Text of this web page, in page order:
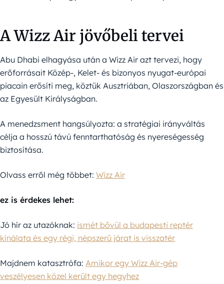
A Wizz Air jövőbeli tervei
Abu Dhabi elhagyása után a Wizz Air azt tervezi, hogy
erőforrásait Közép-, Kelet- és bizonyos nyugat-európai
piacain erősíti meg, köztük Ausztriában, Olaszországban és
az Egyesült Királyságban.
A menedzsment hangsúlyozta: a stratégiai irányváltás
célja a hosszú távú fenntarthatóság és nyereségesség
biztosítása.
Olvass erről még többet: Wizz Air
ez is érdekes lehet:
Jó hír az utazóknak: ismét bővül a budapesti reptér
kínálata és egy régi, népszerű járat is visszatér
Majdnem katasztrófa: Amikor egy Wizz Air-gép
veszélyesen közel került egy hegyhez